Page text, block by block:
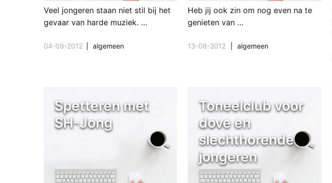
Veel jongeren staan niet stil bij het
gevaar van harde muziek. …
04-09-2012 algemeen
Heb jij ook zin om nog even na te
genieten van …
13-08-2012 algemeen
Spetteren met
SH-Jong
Toneelclub voor
dove en
slechthorende
jongeren